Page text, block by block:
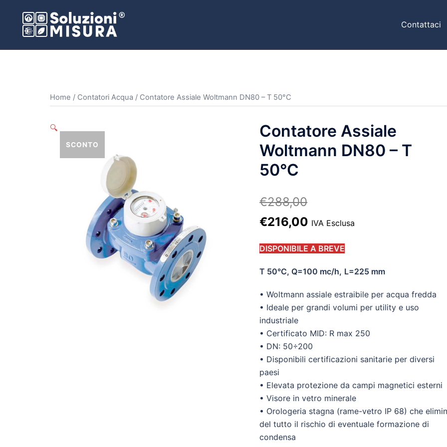
contenuto
Contattaci
Home / Contatori Acqua / Contatore Assiale Woltmann DN80 – T 50°C
🔍
SCONTO
Contatore Assiale
Woltmann DN80 – T
50°C
€288,00
Il
originale
era:
€216,00 Il
attuale
è:
IVA Esclusa
DISPONIBILE A BREVE
T 50°C, Q=100 mc/h, L=225 mm
• Woltmann assiale estraibile per acqua fredda
• Ideale per grandi volumi per utility e uso
industriale
• Certificato MID: R max 250
• DN: 50÷200
• Disponibili certificazioni sanitarie per diversi
paesi
• Elevata protezione da campi magnetici esterni
• Visore in vetro minerale
• Orologeria stagna (rame-vetro IP 68) che
del tutto il rischio di eventuale formazione di
condensa